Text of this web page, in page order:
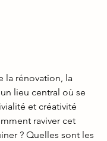
la rénovation, la
lieu central où se
et créativité
raviver cet
? Quelles sont les